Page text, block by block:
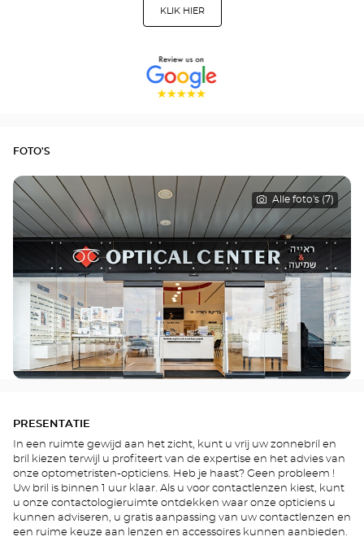
KLIK HIER
FOTO'S
Alle foto's (7)
PRESENTATIE
In een ruimte gewijd aan het zicht, kunt u vrij uw zonnebril en
bril kiezen terwijl u profiteert van de expertise en het advies van
onze optometristen-opticiens. Heb je haast? Geen probleem !
Uw bril is binnen 1 uur klaar. Als u voor contactlenzen kiest, kunt
u onze contactologieruimte ontdekken waar onze opticiens u
kunnen adviseren, u gratis aanpassing van uw contactlenzen en
een ruime keuze aan lenzen en accessoires kunnen aanbieden.